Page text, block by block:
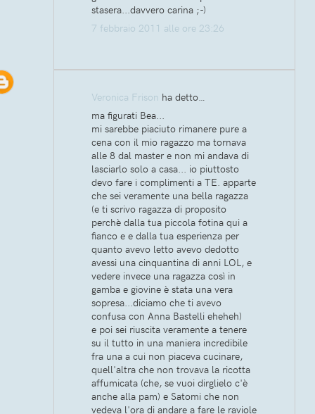
stasera...davvero carina ;-)
7 febbraio 2011 alle ore 23:26
Veronica Frison ha detto…
ma figurati Bea...
mi sarebbe piaciuto rimanere pure a
cena con il mio ragazzo ma tornava
alle 8 dal master e non mi andava di
lasciarlo solo a casa... io piuttosto
devo fare i complimenti a TE. apparte
che sei veramente una bella ragazza
(e ti scrivo ragazza di proposito
perchè dalla tua piccola fotina qui a
fianco e e dalla tua esperienza per
quanto avevo letto avevo dedotto
avessi una cinquantina di anni LOL, e
vedere invece una ragazza così in
gamba e giovine è stata una vera
sopresa...diciamo che ti avevo
confusa con Anna Bastelli eheheh)
e poi sei riuscita veramente a tenere
su il tutto in una maniera incredibile
fra una a cui non piaceva cucinare,
quell'altra che non trovava la ricotta
affumicata (che, se vuoi dirglielo c'è
anche alla pam) e Satomi che non
vedeva l'ora di andare a fare le raviole